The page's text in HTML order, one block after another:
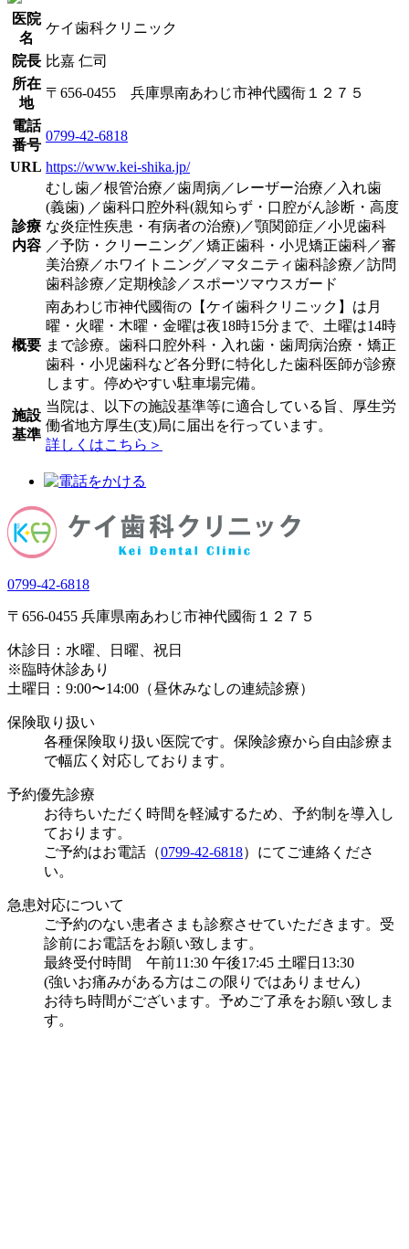
医院
名
ケイ歯科クリニック
院長 比嘉 仁司
所在
地
〒656-0455 兵庫県南あわじ市神代國衙１２７５
電話
番号
0799-42-6818
URL https://www.kei-shika.jp/
診療
内容
むし歯／根管治療／歯周病／レーザー治療／入れ歯
(義歯) ／歯科口腔外科(親知らず・口腔がん診断・高度
な炎症性疾患・有病者の治療)／顎関節症／小児歯科
／予防・クリーニング／矯正歯科・小児矯正歯科／審
美治療／ホワイトニング／マタニティ歯科診療／訪問
歯科診療／定期検診／スポーツマウスガード
概要
南あわじ市神代國衙の【ケイ歯科クリニック】は月
曜・火曜・木曜・金曜は夜18時15分まで、 土曜は14時
まで診療。歯科口腔外科・入れ歯・歯周病治療・矯正
歯科・小児歯科など各分野に特化した歯科医師が診療
します。停めやすい駐車場完備。
施設
基準
当院は、以下の施設基準等に適合している旨、厚生労
働省地方厚生(支)局に届出を行っています。
詳しくはこちら＞
0799-42-6818
〒656-0455 兵庫県南あわじ市神代國衙１２７５
休診日： 水曜、日曜、祝日
※臨時休診あり
土曜日：9:00〜14:00（昼休みなしの連続診療）
保険取り扱い
各種保険取り扱い医院です。保険診療から自由診療ま
で幅広く対応しております。
予約優先診療
お待ちいただく時間を軽減するため、 予約制を導入し
ております。
ご予約はお電話（0799-42-6818）にてご連絡くださ
い。
急患対応について
ご予約のない患者さまも診察させていただきます。受
診前にお電話をお願い致します。
最終受付時間 午前11:30 午後17:45 土曜日13:30
(強いお痛みがある方はこの限りではありません)
お待ち時間がございます。予めご了承をお願い致しま
す。